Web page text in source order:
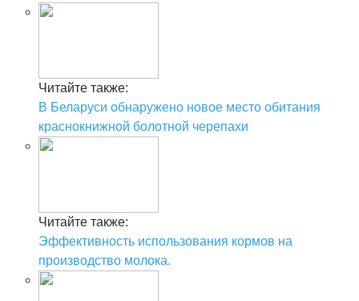
Читайте также:
В Беларуси обнаружено новое место обитания
краснокнижной болотной черепахи
Читайте также:
Эффективность использования кормов на
производство молока.